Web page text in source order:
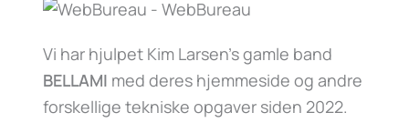
Vi har hjulpet Kim Larsen’s gamle band
BELLAMI med deres hjemmeside og andre
forskellige tekniske opgaver siden 2022.